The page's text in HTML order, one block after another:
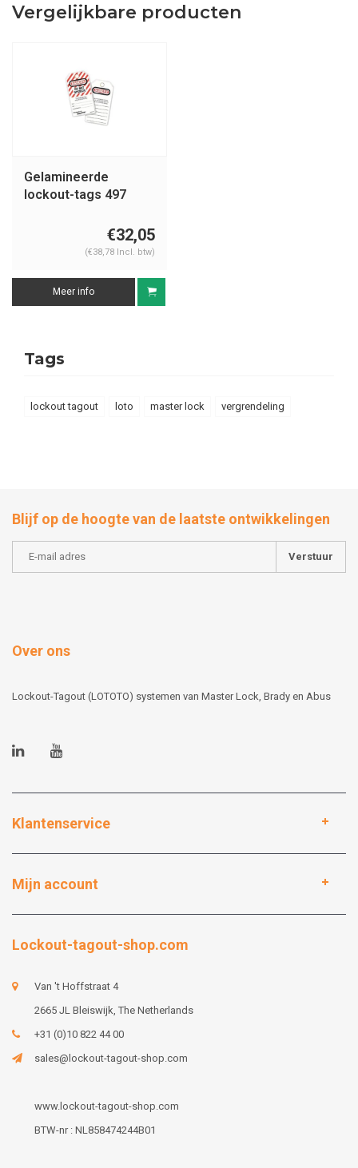
Vergelijkbare producten
Gelamineerde
lockout-tags 497
€32,05
(€38,78 Incl. btw)
Meer info
Tags
lockout tagout loto master lock vergrendeling
Blijf op de hoogte van de laatste ontwikkelingen
Verstuur
Over ons
Lockout-Tagout (LOTOTO) systemen van Master Lock, Brady en Abus
Klantenservice
Mijn account
Lockout-tagout-shop.com
Van 't Hoffstraat 4
2665 JL Bleiswijk, The Netherlands
+31 (0)10 822 44 00
sales@lockout-tagout-shop.com
www.lockout-tagout-shop.com
BTW-nr : NL858474244B01